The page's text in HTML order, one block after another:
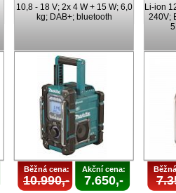
10,8 - 18 V; 2x 4 W + 15 W; 6,0
kg; DAB+; bluetooth
Běžná cena:
10.990,-
Akční cena:
7.650,-
Li-ion
240V;